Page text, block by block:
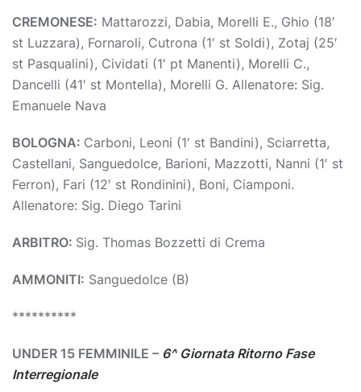
CREMONESE: Mattarozzi, Dabia, Morelli E., Ghio (18′
st Luzzara), Fornaroli, Cutrona (1′ st Soldi), Zotaj (25′
st Pasqualini), Cividati (1′ pt Manenti), Morelli C.,
Dancelli (41′ st Montella), Morelli G. Allenatore: Sig.
Emanuele Nava
BOLOGNA: Carboni, Leoni (1′ st Bandini), Sciarretta,
Castellani, Sanguedolce, Barioni, Mazzotti, Nanni (1′ st
Ferron), Fari (12′ st Rondinini), Boni, Ciamponi.
Allenatore: Sig. Diego Tarini
ARBITRO: Sig. Thomas Bozzetti di Crema
AMMONITI: Sanguedolce (B)
**********
UNDER 15 FEMMINILE – 6^ Giornata Ritorno Fase
Interregionale